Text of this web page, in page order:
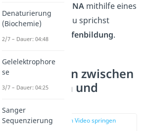
DNA mithilfe eines
Proteinsgebogen
. Du sprichst
dabei von der Schleifenbildung.
Genregulation zwischen
Transkription und
zur Stelle im Video springen
Denaturierung
(Biochemie)
2/7 – Dauer: 04:48
Gelelektrophore
se
3/7 – Dauer: 04:25
Sanger
Sequenzierung